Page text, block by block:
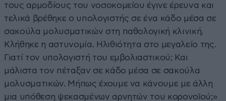
τους αρμοδίους του νοσοκομείου έγινε έρευνα και
τελικά βρέθηκε ο υπολογιστής σε ένα κάδο μέσα σε
σακούλα μολυσματικών στη παθολογική κλινική.
Κλήθηκε η αστυνομία. Ηλιθιότητα στο μεγαλείο της.
Γιατί τον υπολογιστή του εμβολιαστικού; Και
μάλιστα τον πέταξαν σε κάδο μέσα σε σακούλα
μολυσματικών. Μήπως έχουμε να κάνουμε με άλλη
μια υπόθεση ψεκασμένων αρνητών του κορονοϊού;»